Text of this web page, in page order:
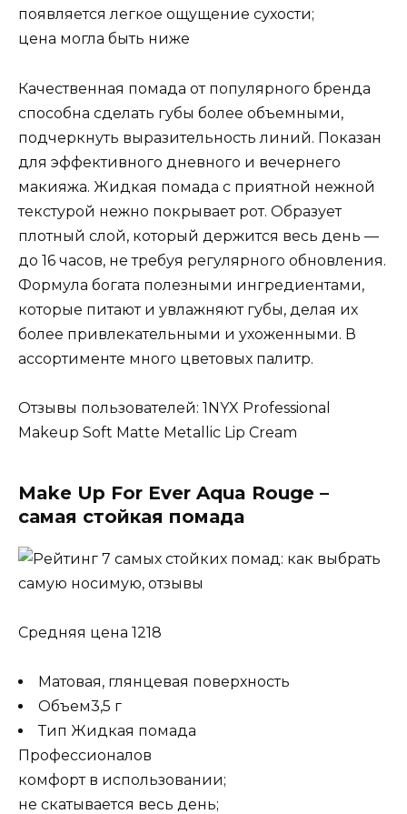
появляется легкое ощущение сухости;
цена могла быть ниже
Качественная помада от популярного бренда
способна сделать губы более объемными,
подчеркнуть выразительность линий. Показан
для эффективного дневного и вечернего
макияжа. Жидкая помада с приятной нежной
текстурой нежно покрывает рот. Образует
плотный слой, который держится весь день —
до 16 часов, не требуя регулярного обновления.
Формула богата полезными ингредиентами,
которые питают и увлажняют губы, делая их
более привлекательными и ухоженными. В
ассортименте много цветовых палитр.
Отзывы пользователей: 1NYX Professional
Makeup Soft Matte Metallic Lip Cream
Make Up For Ever Aqua Rouge –
самая стойкая помада
Средняя цена 1218
Матовая, глянцевая поверхность
Объем3,5 г
Тип Жидкая помада
Профессионалов
комфорт в использовании;
не скатывается весь день;